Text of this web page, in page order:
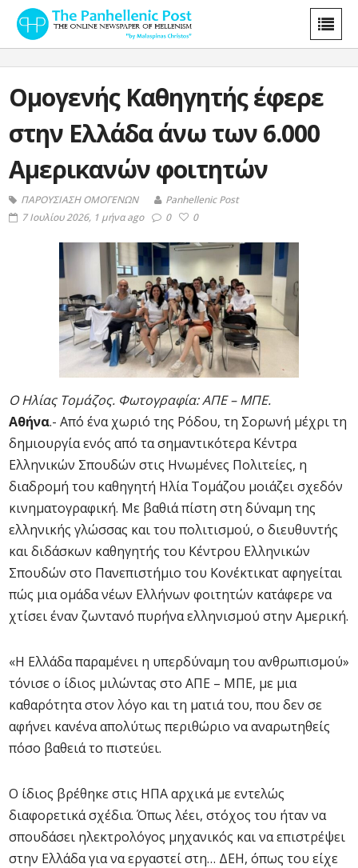
Ομογενής Καθηγητής έφερε
στην Ελλάδα άνω των 6.000
Αμερικανών φοιτητών
ΠΑΡΟΥΣΙΑΣΗ ΟΜΟΓΕΝΩΝ
Panhellenic Post
7 Ιουλίου 2026, 1 μήνα ago
0 0
Ο Ηλίας Τομάζος. Φωτογραφία: ΑΠΕ – ΜΠΕ.
Αθήνα.- Από ένα χωριό της Ρόδου, τη Σορωνή μέχρι τη
δημιουργία ενός από τα σημαντικότερα Κέντρα
Ελληνικών Σπουδών στις Ηνωμένες Πολιτείες, η
διαδρομή του καθηγητή Ηλία Τομάζου μοιάζει σχεδόν
κινηματογραφική. Με βαθιά πίστη στη δύναμη της
ελληνικής γλώσσας και του πολιτισμού, ο διευθυντής
και διδάσκων καθηγητής του Κέντρου Ελληνικών
Σπουδών στο Πανεπιστήμιο του Κονέκτικατ αφηγείται
πώς μια ομάδα νέων Ελλήνων φοιτητών κατάφερε να
χτίσει έναν ζωντανό πυρήνα ελληνισμού στην Αμερική.
«Η Ελλάδα παραμένει η υπερδύναμη του ανθρωπισμού»
τόνισε ο ίδιος μιλώντας στο ΑΠΕ – ΜΠΕ, με μια
καθαρότητα στον λόγο και τη ματιά του, που δεν σε
αφήνει κανένα απολύτως περιθώριο να αναρωτηθείς
πόσο βαθειά το πιστεύει.
Ο ίδιος βρέθηκε στις ΗΠΑ αρχικά με εντελώς
διαφορετικά σχέδια. Όπως λέει, στόχος του ήταν να
σπουδάσει ηλεκτρολόγος μηχανικός και να επιστρέψει
στην Ελλάδα για να εργαστεί στη… ΔΕΗ, όπως του είχε